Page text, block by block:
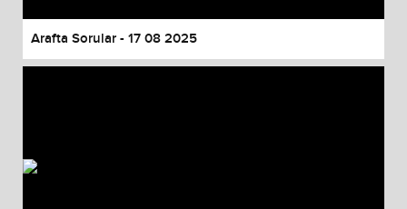
Arafta Sorular - 17 08 2025